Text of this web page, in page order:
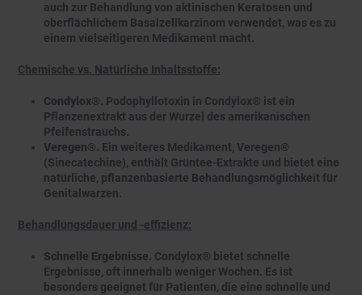
auch zur Behandlung von aktinischen Keratosen und
oberflächlichem Basalzellkarzinom verwendet, was es zu
einem vielseitigeren Medikament macht.
Chemische vs. Natürliche Inhaltsstoffe:
Condylox®. Podophyllotoxin in Condylox® ist ein
Pflanzenextrakt aus der Wurzel des amerikanischen
Pfeifenstrauchs.
Veregen®. Ein weiteres Medikament, Veregen®
(Sinecatechine), enthält Grüntee-Extrakte und bietet eine
natürliche, pflanzenbasierte Behandlungsmöglichkeit für
Genitalwarzen.
Behandlungsdauer und -effizienz:
Schnelle Ergebnisse. Condylox® bietet schnelle
Ergebnisse, oft innerhalb weniger Wochen. Es ist
besonders geeignet für Patienten, die eine schnelle und